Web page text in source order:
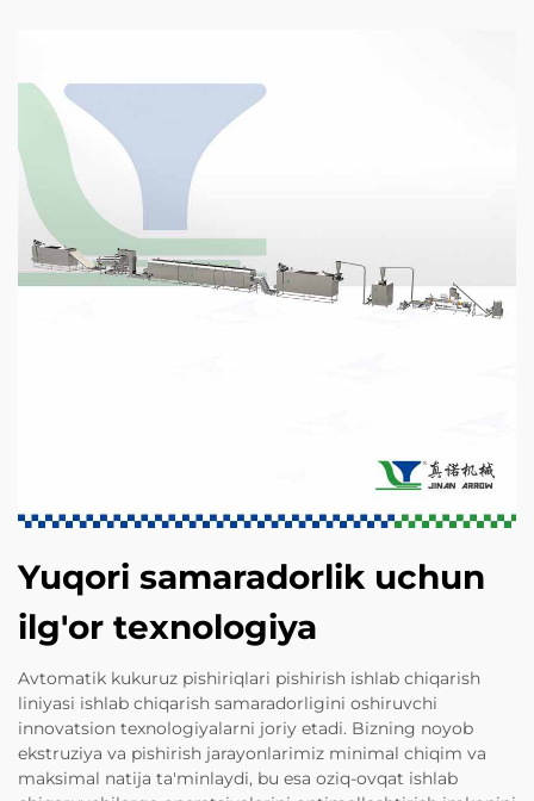
Yuqori samaradorlik uchun
ilg'or texnologiya
Avtomatik kukuruz pishiriqlari pishirish ishlab chiqarish
liniyasi ishlab chiqarish samaradorligini oshiruvchi
innovatsion texnologiyalarni joriy etadi. Bizning noyob
ekstruziya va pishirish jarayonlarimiz minimal chiqim va
maksimal natija ta'minlaydi, bu esa oziq-ovqat ishlab